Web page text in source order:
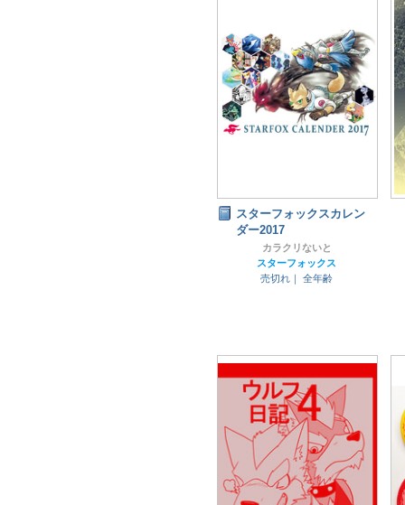
スターフォックスカレン
ダー2017
カラクリないと
スターフォックス
売切れ｜
全年齢